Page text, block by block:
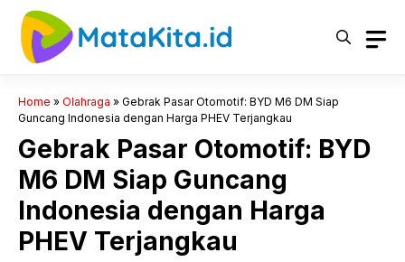
Langsung
Home » Olahraga » Gebrak Pasar Otomotif: BYD M6 DM Siap
Guncang Indonesia dengan Harga PHEV Terjangkau
Gebrak Pasar Otomotif: BYD
M6 DM Siap Guncang
Indonesia dengan Harga
PHEV Terjangkau